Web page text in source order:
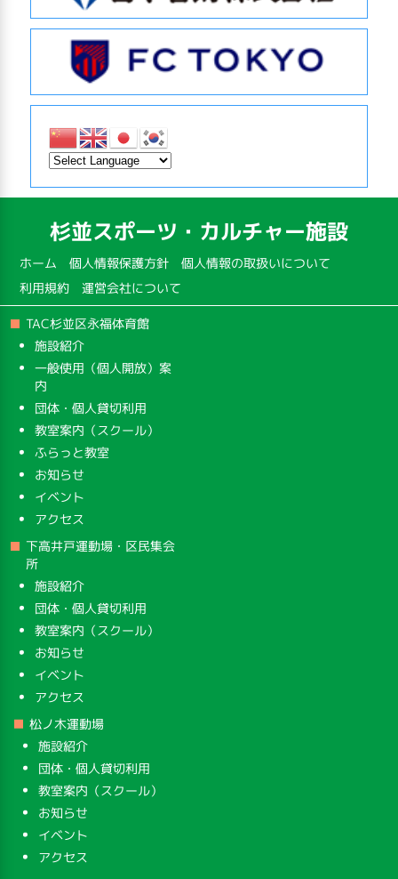
杉並スポーツ・カルチャー施設
ホーム 個人情報保護方針 個人情報の取扱いについて
利用規約 運営会社について
TAC杉並区永福体育館
施設紹介
一般使用（個人開放）案
内
団体・個人貸切利用
教室案内（スクール）
ふらっと教室
お知らせ
イベント
アクセス
下高井戸運動場・区民集会
所
施設紹介
団体・個人貸切利用
教室案内（スクール）
お知らせ
イベント
アクセス
松ノ木運動場
施設紹介
団体・個人貸切利用
教室案内（スクール）
お知らせ
イベント
アクセス